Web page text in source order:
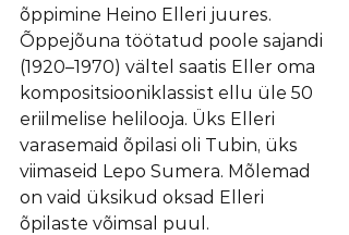
õppimine Heino Elleri juures.
Õppejõuna töötatud poole sajandi
(1920–1970) vältel saatis Eller oma
kompositsiooniklassist ellu üle 50
eriilmelise helilooja. Üks Elleri
varasemaid õpilasi oli Tubin, üks
viimaseid Lepo Sumera. Mõlemad
on vaid üksikud oksad Elleri
õpilaste võimsal puul.